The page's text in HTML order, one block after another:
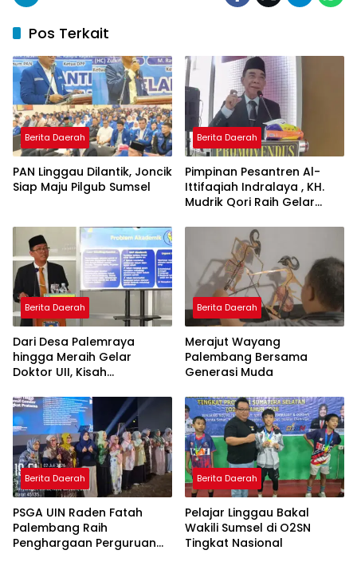
Pos Terkait
Berita Daerah
PAN Linggau Dilantik, Joncik
Siap Maju Pilgub Sumsel
Berita Daerah
Pimpinan Pesantren Al-
Ittifaqiah Indralaya , KH.
Mudrik Qori Raih Gelar
Model Pembelajaran
Nagham Al-Qur’an di UMM
Berita Daerah
Dari Desa Palemraya
hingga Meraih Gelar
Doktor UII, Kisah
Yogyakarta yang Pernah
Menjadi Driver Taksi Online
Berita Daerah
Merajut Wayang
Palembang Bersama
Generasi Muda
Berita Daerah
PSGA UIN Raden Fatah
Palembang Raih
Penghargaan Perguruan
Berita Daerah
Pelajar Linggau Bakal
Wakili Sumsel di O2SN
Tingkat Nasional